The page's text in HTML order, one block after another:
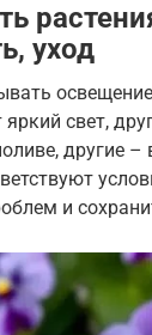
уход
свет,
другие
и